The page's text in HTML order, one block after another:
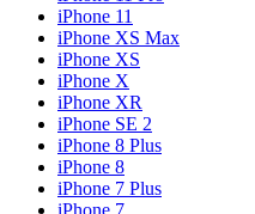
iPhone 11
iPhone XS Max
iPhone XS
iPhone X
iPhone XR
iPhone SE 2
iPhone 8 Plus
iPhone 8
iPhone 7 Plus
iPhone 7